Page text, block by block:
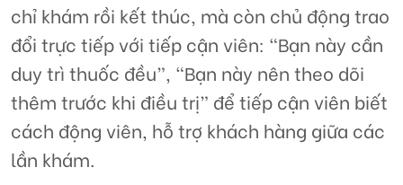
chỉ khám rồi kết thúc, mà còn chủ động trao
đổi trực tiếp với tiếp cận viên: “Bạn này cần
duy trì thuốc đều”, “Bạn này nên theo dõi
thêm trước khi điều trị” để tiếp cận viên biết
cách động viên, hỗ trợ khách hàng giữa các
lần khám.